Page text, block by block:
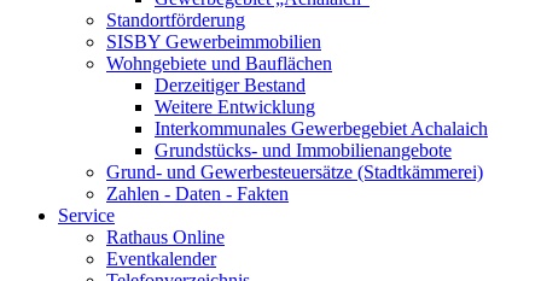
Standortförderung
SISBY Gewerbeimmobilien
Wohngebiete und Bauflächen
Derzeitiger Bestand
Weitere Entwicklung
Interkommunales Gewerbegebiet Achalaich
Grundstücks- und Immobilienangebote
Grund- und Gewerbesteuersätze (Stadtkämmerei)
Zahlen - Daten - Fakten
Service
Rathaus Online
Eventkalender